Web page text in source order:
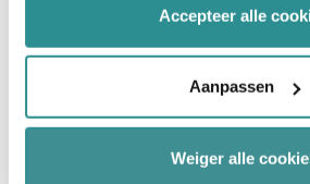
Accepteer alle
Aanpassen
Weiger alle
zijn. Over een paar jaar kunnen
artificial intelligence (vanuit
mobiliteitsinformatie etc.)
Medewerkers kunnen dan
krijgen om een bepaalde dag